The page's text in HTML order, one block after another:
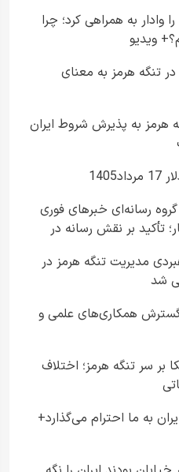
وادار به همراهی کرد؛ چرا
ویدیو
تنگه هرمز به معنای
هرمز به پذیرش شروط ایران
رسانه‌ای خبرهای فوری
تأکید بر نقش رسانه در
مدیریت تنگه هرمز در
شد
همکاری‌های علمی و
بر سر تنگه هرمز؛ اختلاف
به ما احترام می‌گذارد+